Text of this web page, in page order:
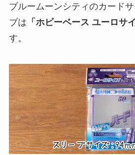
ブルームーンシティのカード
ブは 「ホビーベース ユーロサ
す。